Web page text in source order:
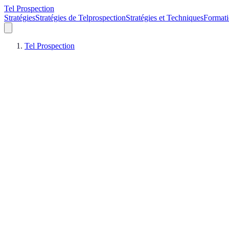
Tel Prospection
StratégiesStratégies de TelprospectionStratégies et Techniques
Tel Prospection